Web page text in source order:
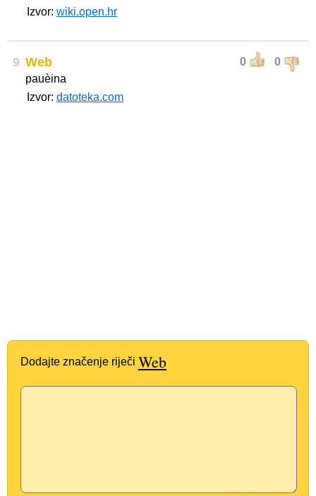
Izvor: wiki.open.hr
9 0 0
Web
pauèina
Izvor: datoteka.com
Dodajte značenje riječi Web